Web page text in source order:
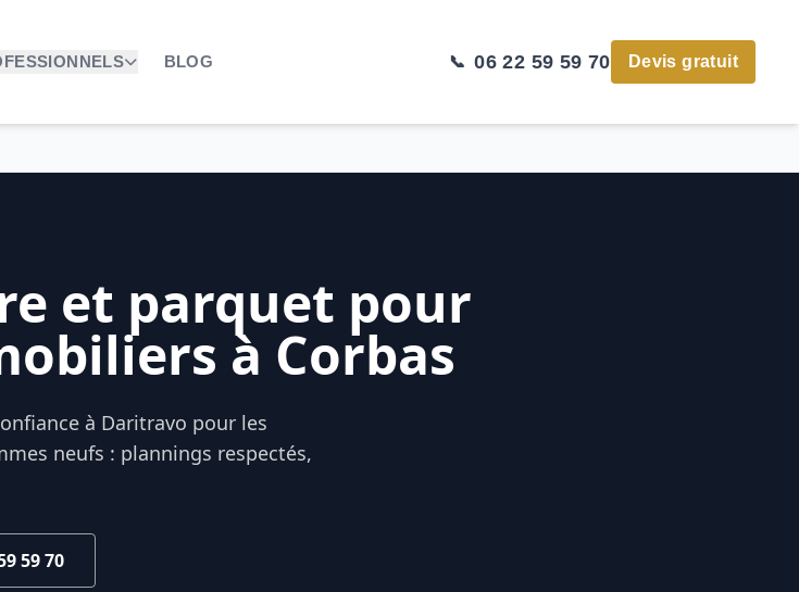
BLOG 📞 06 22 59 59 70 Devis gratuit
et parquet pour
à Corbas
à Daritravo pour les
neufs : plannings respectés,
59 70